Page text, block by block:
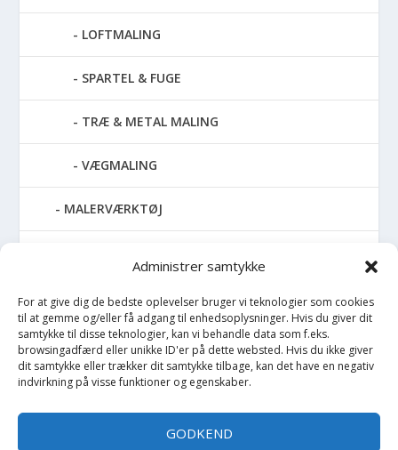
Administrer samtykke
For at give dig de bedste oplevelser bruger vi teknologier som cookies
til at gemme og/eller få adgang til enhedsoplysninger. Hvis du giver dit
samtykke til disse teknologier, kan vi behandle data som f.eks.
browsingadfærd eller unikke ID'er på dette websted. Hvis du ikke giver
dit samtykke eller trækker dit samtykke tilbage, kan det have en negativ
indvirkning på visse funktioner og egenskaber.
GODKEND
LOFTMALING
SPARTEL & FUGE
TRÆ & METAL MALING
VÆGMALING
MALERVÆRKTØJ
SPRAYMALING
TAPET & FILT
UDENDØRS MALING